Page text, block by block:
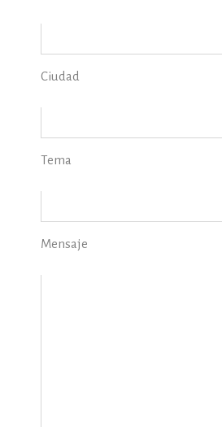
Ciudad
Tema
Mensaje